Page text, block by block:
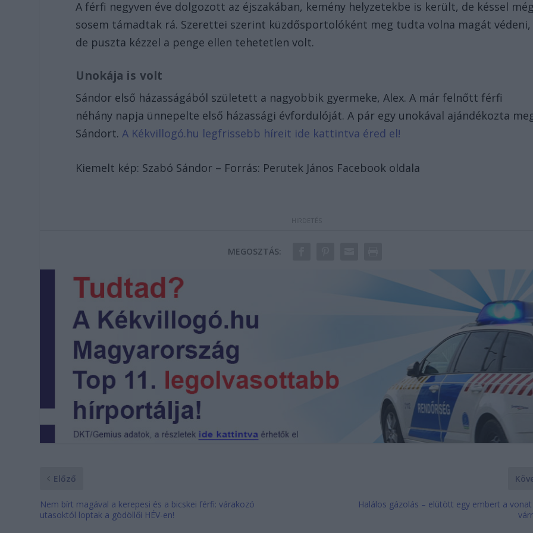
A férfi negyven éve dolgozott az éjszakában, kemény helyzetekbe is került, de késsel
sosem támadtak rá. Szerettei szerint küzdősportolóként meg tudta volna magát védeni,
de puszta kézzel a penge ellen tehetetlen volt.
Unokája is volt
Sándor első házasságából született a nagyobbik gyermeke, Alex. A már felnőtt férfi
néhány napja ünnepelte első házassági évfordulóját. A pár egy unokával ajándékozta
Sándort. A Kékvillogó.hu legfrissebb híreit ide kattintva éred el!
Kiemelt kép: Szabó Sándor – Forrás: Perutek János Facebook oldala
MEGOSZTÁS:
Előző
Nem bírt magával a kerepesi és a bicskei férfi: várakozó
utasoktól loptak a gödöllői HÉV-en!
Halálos gázolás – elütött egy embert a